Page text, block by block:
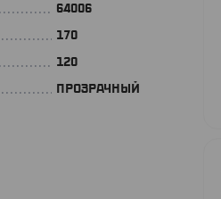
64006
170
120
ПРОЗРАЧНЫЙ